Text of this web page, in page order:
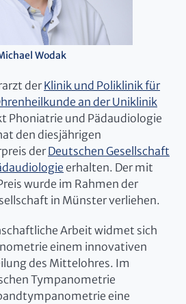
Wodak
der Klinik und Poliklinik für
an der Uniklinik
Phoniatrie und Pädaudiologie
den diesjährigen
der Deutschen Gesellschaft
erhalten. Der mit
wurde im Rahmen der
in Münster verliehen.
Arbeit widmet sich
einem innovativen
des Mittelohres. Im
Tympanometrie
eine